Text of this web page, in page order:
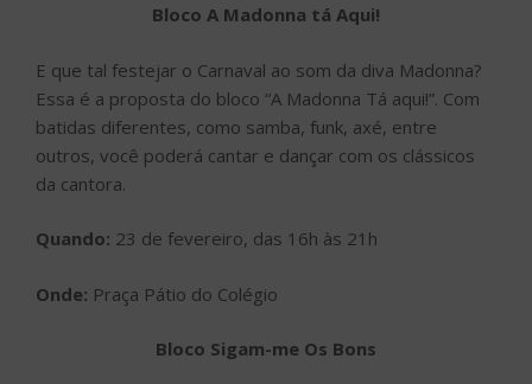
Bloco A Madonna tá Aqui!
E que tal festejar o Carnaval ao som da diva Madonna?
Essa é a proposta do bloco “A Madonna Tá aqui!”. Com
batidas diferentes, como samba, funk, axé, entre
outros, você poderá cantar e dançar com os clássicos
da cantora.
Quando: 23 de fevereiro, das 16h às 21h
Onde: Praça Pátio do Colégio
Bloco Sigam-me Os Bons